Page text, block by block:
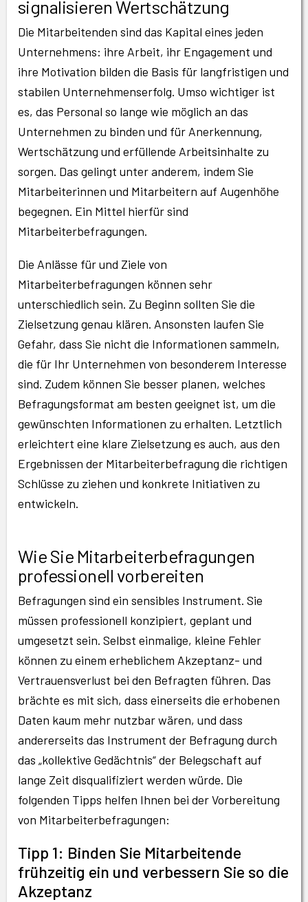
signalisieren Wertschätzung
Die Mitarbeitenden sind das Kapital eines jeden
Unternehmens: ihre Arbeit, ihr Engagement und
ihre Motivation bilden die Basis für langfristigen und
stabilen Unternehmenserfolg. Umso wichtiger ist
es, das Personal so lange wie möglich an das
Unternehmen zu binden und für Anerkennung,
Wertschätzung und erfüllende Arbeitsinhalte zu
sorgen. Das gelingt unter anderem, indem Sie
Mitarbeiterinnen und Mitarbeitern auf Augenhöhe
begegnen. Ein Mittel hierfür sind
Mitarbeiterbefragungen.
Die Anlässe für und Ziele von
Mitarbeiterbefragungen können sehr
unterschiedlich sein. Zu Beginn sollten Sie die
Zielsetzung genau klären. Ansonsten laufen Sie
Gefahr, dass Sie nicht die Informationen sammeln,
die für Ihr Unternehmen von besonderem Interesse
sind. Zudem können Sie besser planen, welches
Befragungsformat am besten geeignet ist, um die
gewünschten Informationen zu erhalten. Letztlich
erleichtert eine klare Zielsetzung es auch, aus den
Ergebnissen der Mitarbeiterbefragung die richtigen
Schlüsse zu ziehen und konkrete Initiativen zu
entwickeln.
Wie Sie Mitarbeiterbefragungen
professionell vorbereiten
Befragungen sind ein sensibles Instrument. Sie
müssen professionell konzipiert, geplant und
umgesetzt sein. Selbst einmalige, kleine Fehler
können zu einem erheblichem Akzeptanz- und
Vertrauensverlust bei den Befragten führen. Das
brächte es mit sich, dass einerseits die erhobenen
Daten kaum mehr nutzbar wären, und dass
andererseits das Instrument der Befragung durch
das „kollektive Gedächtnis“ der Belegschaft auf
lange Zeit disqualifiziert werden würde. Die
folgenden Tipps helfen Ihnen bei der Vorbereitung
von Mitarbeiterbefragungen:
Tipp 1: Binden Sie Mitarbeitende
frühzeitig ein und verbessern Sie so die
Akzeptanz